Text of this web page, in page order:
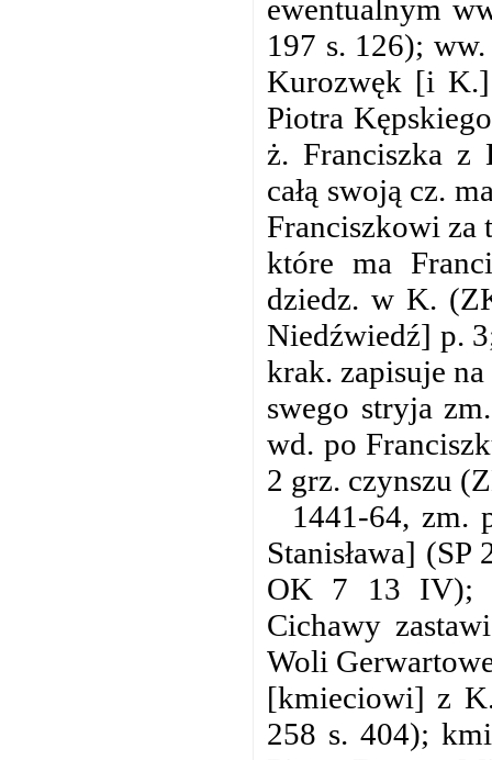
ewentualnym
197 s. 126);
Kurozwęk [i
Piotra
ż. Franciszka
całą swoją cz.
Franciszkowi za
które ma
dziedz. w K.
Niedźwiedź] p.
krak. zapisuje
swego stryja
wd. po
2 grz. czynszu
1441-64, zm.
Stanisława]
OK 7 13 IV);
Cichawy
Woli
[kmieciowi] z
258 s. 404);